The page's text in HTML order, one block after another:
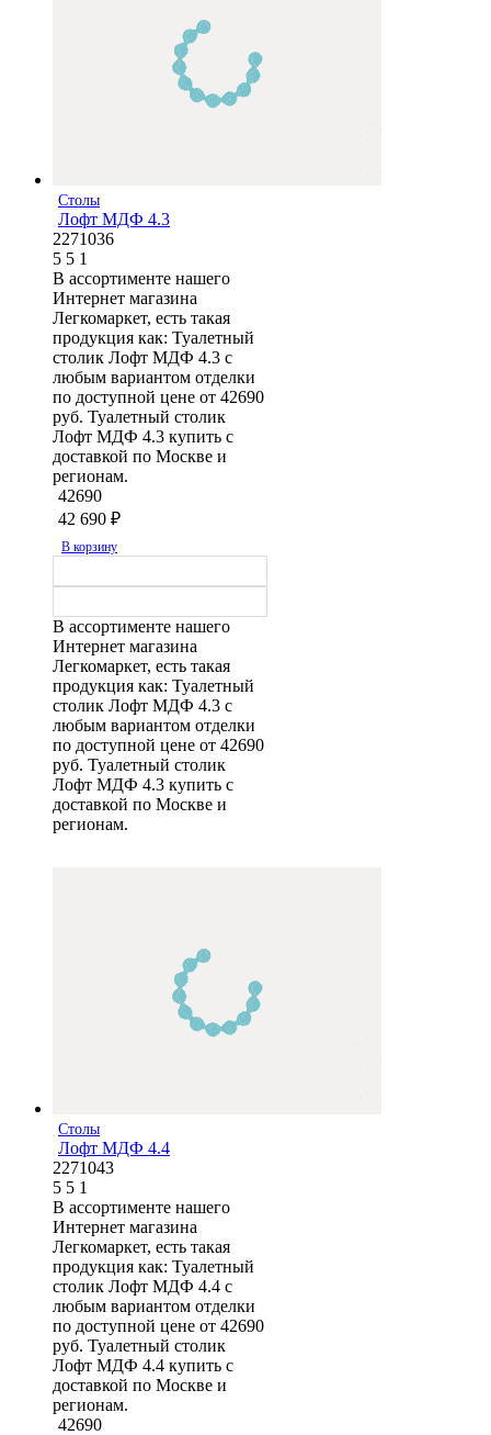
Столы
Лофт МДФ 4.3
2271036
5 5 1
В ассортименте нашего
Интернет магазина
Легкомаркет, есть такая
продукция как: Туалетный
столик Лофт МДФ 4.3 с
любым вариантом отделки
по доступной цене от 42690
руб. Туалетный столик
Лофт МДФ 4.3 купить с
доставкой по Москве и
регионам.
42690
42 690 ₽
В корзину
В ассортименте нашего
Интернет магазина
Легкомаркет, есть такая
продукция как: Туалетный
столик Лофт МДФ 4.3 с
любым вариантом отделки
по доступной цене от 42690
руб. Туалетный столик
Лофт МДФ 4.3 купить с
доставкой по Москве и
регионам.
Столы
Лофт МДФ 4.4
2271043
5 5 1
В ассортименте нашего
Интернет магазина
Легкомаркет, есть такая
продукция как: Туалетный
столик Лофт МДФ 4.4 с
любым вариантом отделки
по доступной цене от 42690
руб. Туалетный столик
Лофт МДФ 4.4 купить с
доставкой по Москве и
регионам.
42690